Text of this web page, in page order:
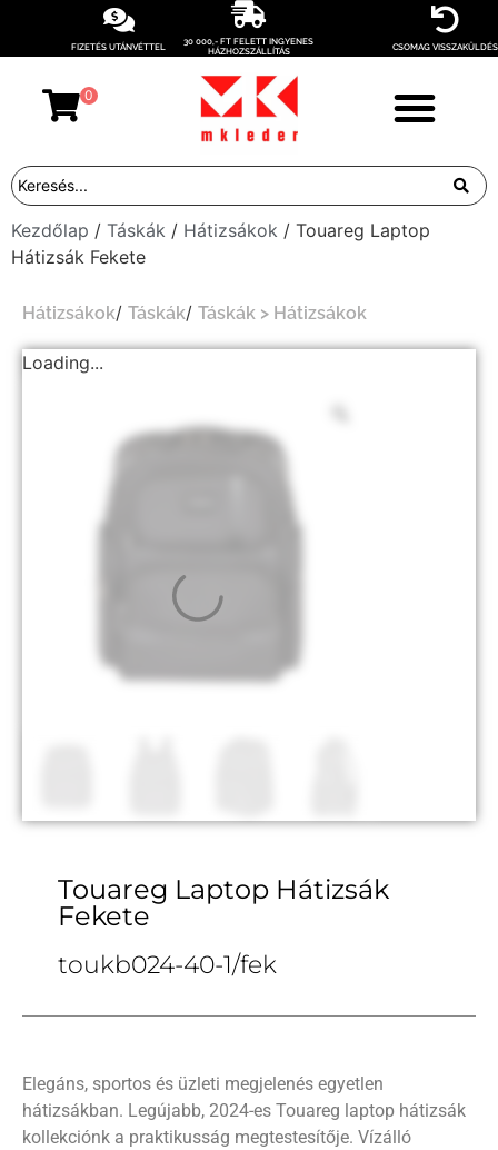
FIZETÉS UTÁNVÉTTEL
30 000,- FT FELETT INGYENES
HÁZHOZSZÁLLÍTÁS
CSOMAG VISSZAKÜLDÉS
0
Kezdőlap / Táskák / Hátizsákok / Touareg Laptop
Hátizsák Fekete
Hátizsákok/ Táskák/ Táskák > Hátizsákok
Loading...
Touareg Laptop Hátizsák
Fekete
toukb024-40-1/fek
Elegáns, sportos és üzleti megjelenés egyetlen
hátizsákban. Legújabb, 2024-es Touareg laptop hátizsák
kollekciónk a praktikusság megtestesítője. Vízálló